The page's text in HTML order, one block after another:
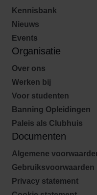
Kennisbank
Nieuws
Events
Organisatie
Over ons
Werken bij
Voor studenten
Banning Opleidingen
Paleis als Clubhuis
Documenten
Algemene
Gebruiksvoorwaarden
Privacy statement